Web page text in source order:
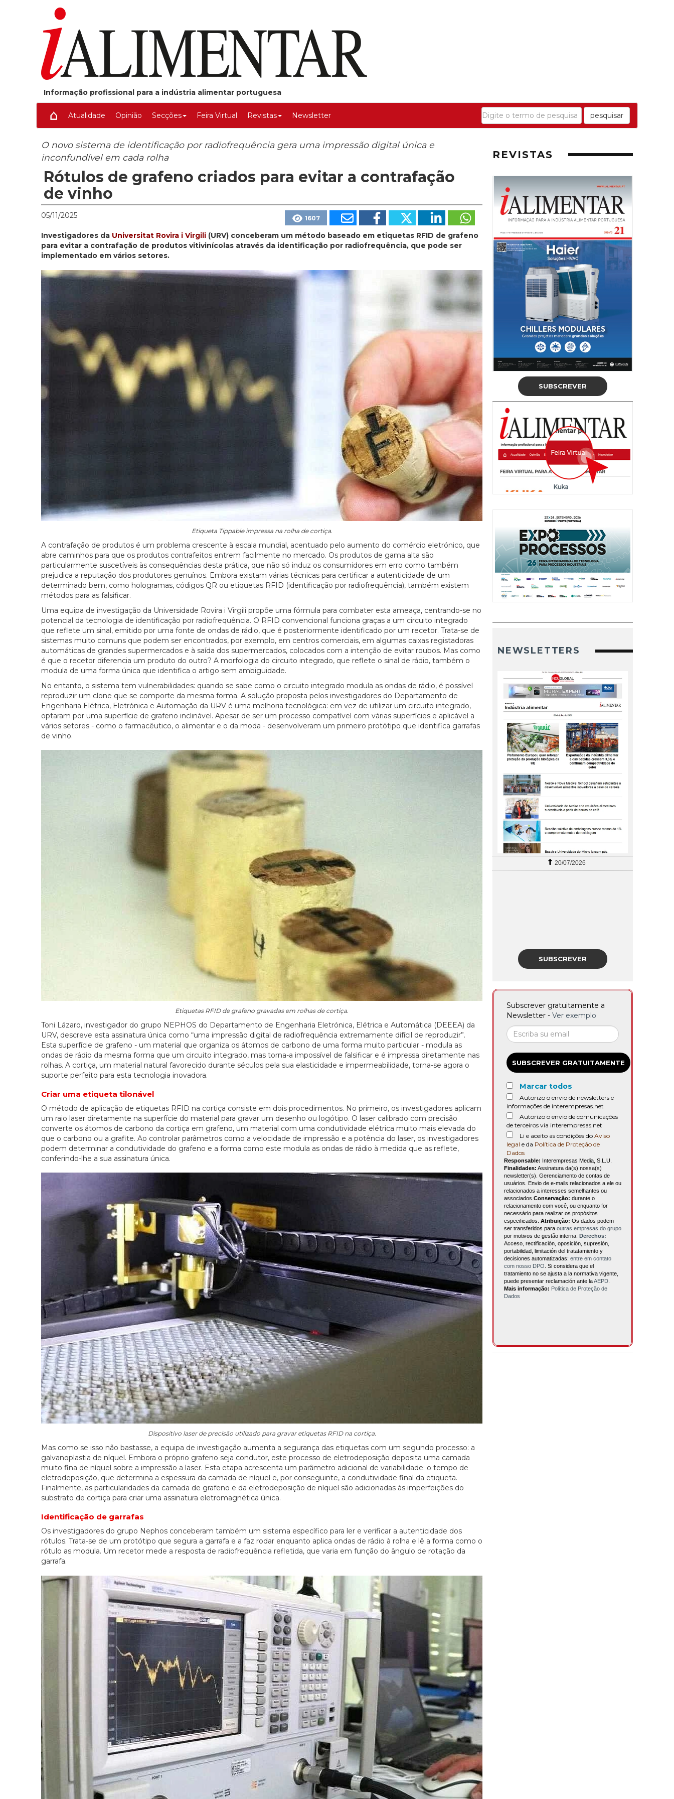
Informação profissional para a indústria alimentar portuguesa
Atualidade Opinião Secções Feira Virtual Revistas Newsletter pesquisar
O novo sistema de identificação por radiofrequência gera uma impressão digital única e
inconfundível em cada rolha
Rótulos de grafeno criados para evitar a contrafação
de vinho
05/11/2025 1607
Investigadores da Universitat Rovira i Virgili (URV) conceberam um método baseado em etiquetas RFID de grafeno
para evitar a contrafação de produtos vitivinícolas através da identificação por radiofrequência, que pode ser
implementado em vários setores.
Etiqueta Tippable impressa na rolha de cortiça.
A contrafação de produtos é um problema crescente à escala mundial, acentuado pelo aumento do comércio eletrónico, que
abre caminhos para que os produtos contrafeitos entrem facilmente no mercado. Os produtos de gama alta são
particularmente suscetíveis às consequências desta prática, que não só induz os consumidores em erro como também
prejudica a reputação dos produtores genuínos. Embora existam várias técnicas para certificar a autenticidade de um
determinado bem, como hologramas, códigos QR ou etiquetas RFID (identificação por radiofrequência), também existem
métodos para as falsificar.
Uma equipa de investigação da Universidade Rovira i Virgili propõe uma fórmula para combater esta ameaça, centrando-se no
potencial da tecnologia de identificação por radiofrequência. O RFID convencional funciona graças a um circuito integrado
que reflete um sinal, emitido por uma fonte de ondas de rádio, que é posteriormente identificado por um recetor. Trata-se de
sistemas muito comuns que podem ser encontrados, por exemplo, em centros comerciais, em algumas caixas registadoras
automáticas de grandes supermercados e à saída dos supermercados, colocados com a intenção de evitar roubos. Mas como
é que o recetor diferencia um produto do outro? A morfologia do circuito integrado, que reflete o sinal de rádio, também o
modula de uma forma única que identifica o artigo sem ambiguidade.
No entanto, o sistema tem vulnerabilidades: quando se sabe como o circuito integrado modula as ondas de rádio, é possível
reproduzir um clone que se comporte da mesma forma. A solução proposta pelos investigadores do Departamento de
Engenharia Elétrica, Eletrónica e Automação da URV é uma melhoria tecnológica: em vez de utilizar um circuito integrado,
optaram por uma superfície de grafeno inclinável. Apesar de ser um processo compatível com várias superfícies e aplicável a
vários setores - como o farmacêutico, o alimentar e o da moda - desenvolveram um primeiro protótipo que identifica garrafas
de vinho.
Etiquetas RFID de grafeno gravadas em rolhas de cortiça.
Toni Lázaro, investigador do grupo NEPHOS do Departamento de Engenharia Eletrónica, Elétrica e Automática (DEEEA) da
URV, descreve esta assinatura única como “uma impressão digital de radiofrequência extremamente difícil de reproduzir”.
Esta superfície de grafeno - um material que organiza os átomos de carbono de uma forma muito particular - modula as
ondas de rádio da mesma forma que um circuito integrado, mas torna-a impossível de falsificar e é impressa diretamente nas
rolhas. A cortiça, um material natural favorecido durante séculos pela sua elasticidade e impermeabilidade, torna-se agora o
suporte perfeito para esta tecnologia inovadora.
Criar uma etiqueta tilonável
O método de aplicação de etiquetas RFID na cortiça consiste em dois procedimentos. No primeiro, os investigadores aplicam
um raio laser diretamente na superfície do material para gravar um desenho ou logótipo. O laser calibrado com precisão
converte os átomos de carbono da cortiça em grafeno, um material com uma condutividade elétrica muito mais elevada do
que o carbono ou a grafite. Ao controlar parâmetros como a velocidade de impressão e a potência do laser, os investigadores
podem determinar a condutividade do grafeno e a forma como este modula as ondas de rádio à medida que as reflete,
conferindo-lhe a sua assinatura única.
Dispositivo laser de precisão utilizado para gravar etiquetas RFID na cortiça.
Mas como se isso não bastasse, a equipa de investigação aumenta a segurança das etiquetas com um segundo processo: a
galvanoplastia de níquel. Embora o próprio grafeno seja condutor, este processo de eletrodeposição deposita uma camada
muito fina de níquel sobre a impressão a laser. Esta etapa acrescenta um parâmetro adicional de variabilidade: o tempo de
eletrodeposição, que determina a espessura da camada de níquel e, por conseguinte, a condutividade final da etiqueta.
Finalmente, as particularidades da camada de grafeno e da eletrodeposição de níquel são adicionadas às imperfeições do
substrato de cortiça para criar uma assinatura eletromagnética única.
Identificação de garrafas
Os investigadores do grupo Nephos conceberam também um sistema específico para ler e verificar a autenticidade dos
rótulos. Trata-se de um protótipo que segura a garrafa e a faz rodar enquanto aplica ondas de rádio à rolha e lê a forma como o
rótulo as modula. Um recetor mede a resposta de radiofrequência refletida, que varia em função do ângulo de rotação da
garrafa.
REVISTAS
SUBSCREVER
NEWSLETTERS
20/07/2026 20/07/2026
SUBSCREVER
Subscrever gratuitamente a
Newsletter - Ver exemplo
SUBSCREVER GRATUITAMENTE
Marcar todos
Autorizo o envio de newsletters e
informações de interempresas.net
Autorizo o envio de comunicações
de terceiros via interempresas.net
Li e aceito as condições do Aviso
legal e da Política de Proteção de
Dados
Responsable: Interempresas Media, S.L.U.
Finalidades: Assinatura da(s) nossa(s)
newsletter(s). Gerenciamento de contas de
usuários. Envio de e-mails relacionados a ele ou
relacionados a interesses semelhantes ou
associados. Conservação: durante o
relacionamento com você, ou enquanto for
necessário para realizar os propósitos
especificados. Atribuição: Os dados podem
ser transferidos para outras empresas do grupo
por motivos de gestão interna.
Derechos:
Acceso, rectificación, oposición, supresión,
portabilidad, limitación del tratatamiento y
decisiones automatizadas: entre em contato
com nosso DPO . Si considera que el
tratamiento no se ajusta a la normativa vigente,
puede presentar reclamación ante laAEPD
Mais informação: Política de Proteção de
Dados